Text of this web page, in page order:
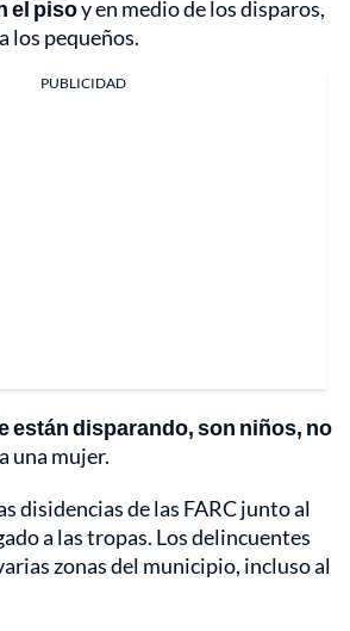
el pisoy en medio de los disparos,
los pequeños.
PUBLICIDAD
están disparando, son niños, no
una mujer.
disidencias de las FARC junto al
a las tropas. Los delincuentes
zonas del municipio, incluso al